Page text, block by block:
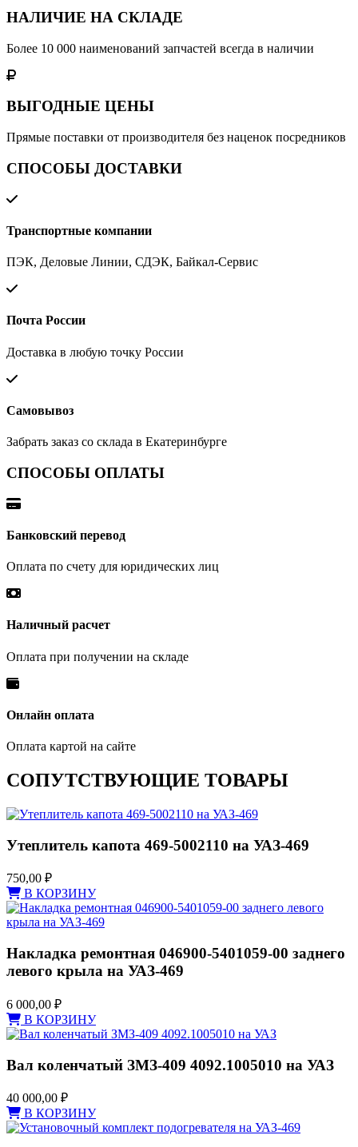
НАЛИЧИЕ НА СКЛАДЕ
Более 10 000 наименований запчастей всегда в наличии
ВЫГОДНЫЕ ЦЕНЫ
Прямые поставки от производителя без наценок посредников
СПОСОБЫ ДОСТАВКИ
Транспортные компании
ПЭК, Деловые Линии, СДЭК, Байкал-Сервис
Почта России
Доставка в любую точку России
Самовывоз
Забрать заказ со склада в Екатеринбурге
СПОСОБЫ ОПЛАТЫ
Банковский перевод
Оплата по счету для юридических лиц
Наличный расчет
Оплата при получении на складе
Онлайн оплата
Оплата картой на сайте
СОПУТСТВУЮЩИЕ ТОВАРЫ
Утеплитель капота 469-5002110 на УАЗ-469
750,00 ₽
В КОРЗИНУ
Накладка ремонтная 046900-5401059-00 заднего
левого крыла на УАЗ-469
6 000,00 ₽
В КОРЗИНУ
Вал коленчатый ЗМЗ-409 4092.1005010 на УАЗ
40 000,00 ₽
В КОРЗИНУ